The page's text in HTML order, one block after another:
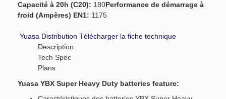
Capacité à 20h (C20): 180Performance de démarrage à
froid (Ampères) EN1: 1175
Yuasa Distribution Télécharger la fiche technique
Description
Tech Spec
Plans
Yuasa YBX Super Heavy Duty batteries feature: